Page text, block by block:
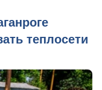
теплосети